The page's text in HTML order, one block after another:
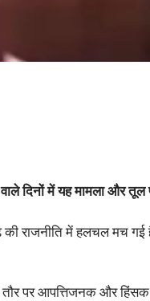
वाले दिनों में यह मामला और
राजनीति में हलचल मच
पर आपत्तिजनक और